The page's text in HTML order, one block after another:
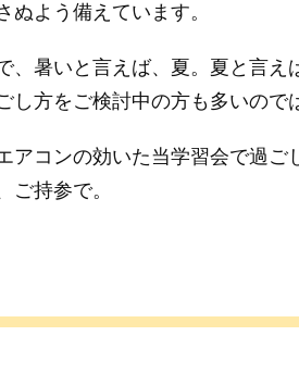
ぬよう備えています。
、暑いと言えば、夏。夏と言え
し方をご検討中の方も多いので
アコンの効いた当学習会で過ご
ご持参で。